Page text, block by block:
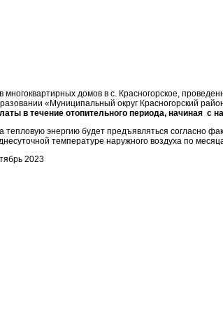
домов в с. Красногорское,
«Муниципальный округ Красногорский
в течение отопительного периода, начиная с
энергию будет предъявляться согласно
температуре наружного воздуха по
2023